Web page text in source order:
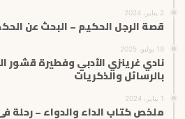
2 يناير، 2024
قصة الرجل الحكيم – البحث عن
19 يوليو، 2025
نادي غرينزي الأدبي وفطيرة قشور
بالرسائل والذكريات
1 يناير، 2024
ملخص كتاب الداء والدواء – رحلة